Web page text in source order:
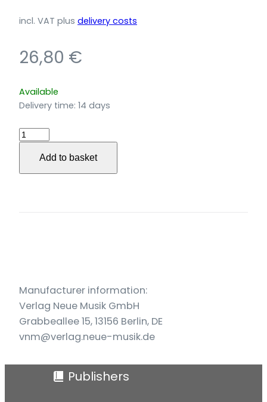
incl. VAT plus delivery costs
26,80 €
Available
Delivery time: 14 days
Candil
del
Alba
für
quantity
Add to basket
Manufacturer information:
Verlag Neue Musik GmbH
Grabbeallee 15, 13156 Berlin, DE
vnm@verlag.neue-musik.de
Publishers